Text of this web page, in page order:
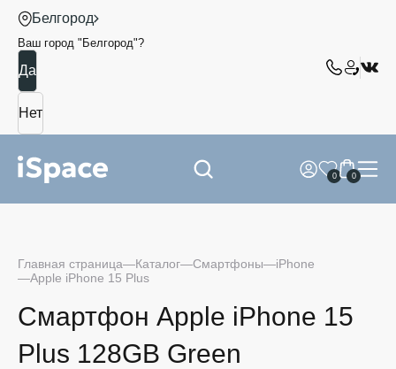
Белгород
Ваш город " Белгород"?
0 0
Главная страница Каталог Смартфоны
iPhone
Apple iPhone 15 Plus
Смартфон Apple iPhone 15
Plus 128GB Green